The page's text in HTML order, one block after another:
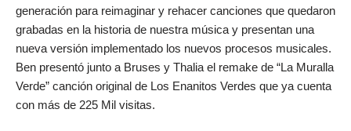
generación para reimaginar y rehacer canciones que quedaron
grabadas en la historia de nuestra música y presentan una
nueva versión implementado los nuevos procesos musicales.
Ben presentó junto a Bruses y Thalia el remake de “La Muralla
Verde” canción original de Los Enanitos Verdes que ya cuenta
con más de 225 Mil visitas.